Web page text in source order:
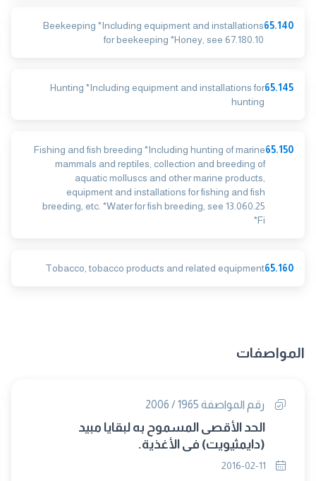
65.140
Beekeeping *Including equipment and installations
for beekeeping *Honey, see 67.180.10
65.145
Hunting *Including equipment and installations for
hunting
65.150
Fishing and fish breeding *Including hunting of marine
mammals and reptiles, collection and breeding of
aquatic molluscs and other marine products,
equipment and installations for fishing and fish
breeding, etc. *Water for fish breeding, see 13.060.25
*Fi
65.160
Tobacco, tobacco products and related equipment
المواصفات
رقم المواصفة 1965 / 2006
الحد الأقصى المسموح به لبقايا مبيد
(دايمثيويت) فى الأغذية.